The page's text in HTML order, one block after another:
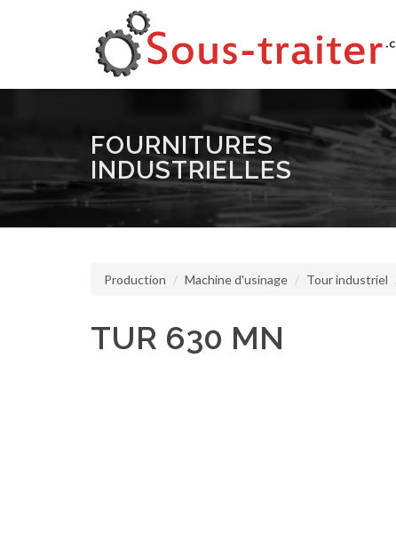
FOURNITURES
INDUSTRIELLES
Production Machine d'usinage Tour industriel
TUR 630 MN